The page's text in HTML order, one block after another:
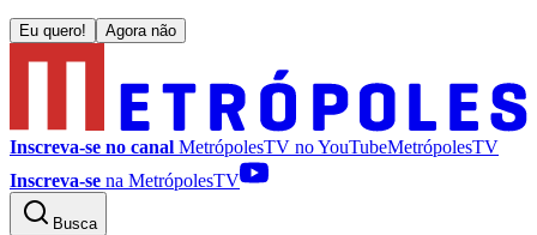
Eu quero! Agora não
Inscreva-se no canal MetrópolesTV noYouTubeMetrópolesTV
Inscreva-se na MetrópolesTV
Busca